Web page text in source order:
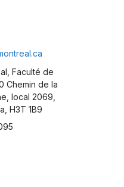
Faculté de
Chemin de la
local 2069,
H3T 1B9